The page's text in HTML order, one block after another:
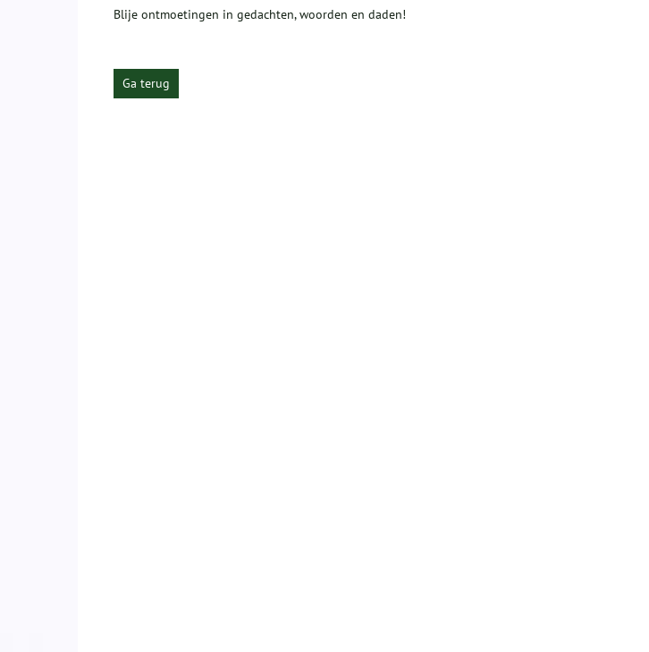
Blije ontmoetingen in gedachten, woorden en daden!
Ga terug